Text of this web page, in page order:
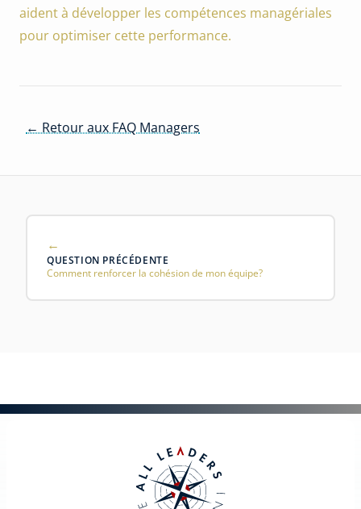
aident à développer les compétences managériales
pour optimiser cette performance.
← Retour aux FAQ Managers
QUESTION PRÉCÉDENTE
Comment renforcer la cohésion de mon équipe?